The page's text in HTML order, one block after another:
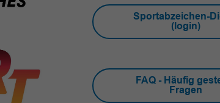
Sportabzeichen-
(login)
FAQ - Häufig
Fragen